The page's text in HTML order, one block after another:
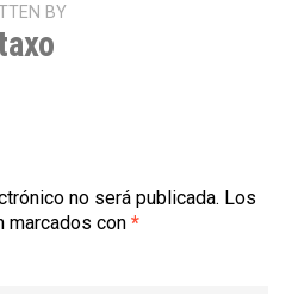
BY
no será publicada. Los
marcados con *